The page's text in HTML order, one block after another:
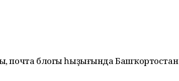
почта блогы һыҙығында Башҡортостан